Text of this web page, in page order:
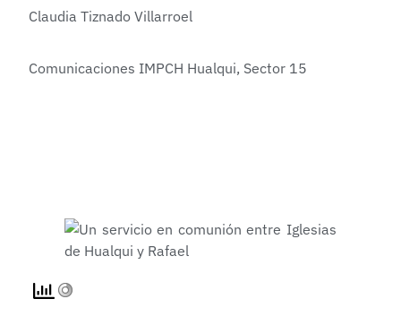
Claudia Tiznado Villarroel
Comunicaciones IMPCH Hualqui, Sector 15